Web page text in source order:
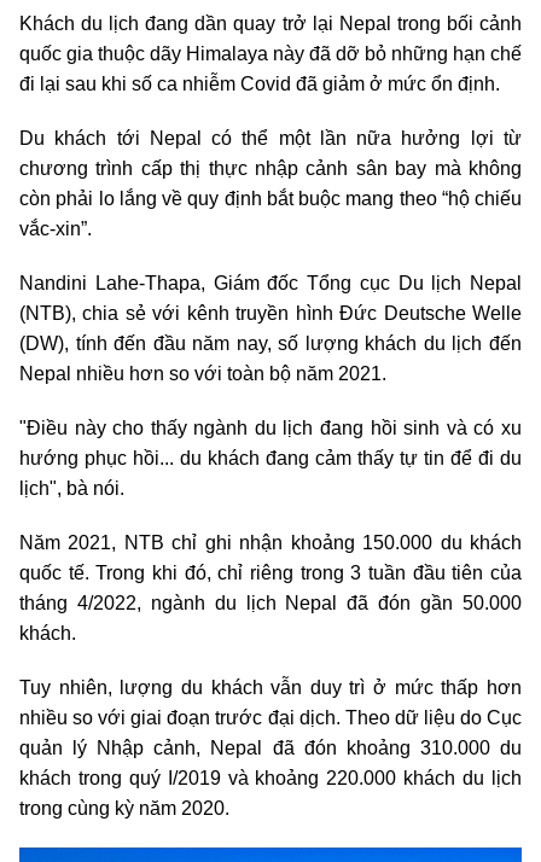
Khách du lịch đang dần quay trở lại Nepal trong bối cảnh
quốc gia thuộc dãy Himalaya này đã dỡ bỏ những hạn chế
đi lại sau khi số ca nhiễm Covid đã giảm ở mức ổn định.
Du khách tới Nepal có thể một lần nữa hưởng lợi từ
chương trình cấp thị thực nhập cảnh sân bay mà không
còn phải lo lắng về quy định bắt buộc mang theo “hộ chiếu
vắc-xin”.
Nandini Lahe-Thapa, Giám đốc Tổng cục Du lịch Nepal
(NTB), chia sẻ với kênh truyền hình Đức Deutsche Welle
(DW), tính đến đầu năm nay, số lượng khách du lịch đến
Nepal nhiều hơn so với toàn bộ năm 2021.
"Điều này cho thấy ngành du lịch đang hồi sinh và có xu
hướng phục hồi... du khách đang cảm thấy tự tin để đi du
lịch", bà nói.
Năm 2021, NTB chỉ ghi nhận khoảng 150.000 du khách
quốc tế. Trong khi đó, chỉ riêng trong 3 tuần đầu tiên của
tháng 4/2022, ngành du lịch Nepal đã đón gần 50.000
khách.
Tuy nhiên, lượng du khách vẫn duy trì ở mức thấp hơn
nhiều so với giai đoạn trước đại dịch. Theo dữ liệu do Cục
quản lý Nhập cảnh, Nepal đã đón khoảng 310.000 du
khách trong quý I/2019 và khoảng 220.000 khách du lịch
trong cùng kỳ năm 2020.